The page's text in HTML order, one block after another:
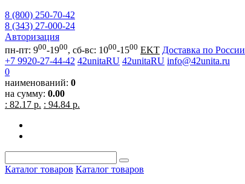
8 (800) 250-70-42
8 (343) 27-000-24
Авторизация
пн-пт: 900-1900, сб-вс: 1000-1500 EKT Доставка по России
+7 9920-27-44-42 42unitaRU 42unitaRU info@42unita.ru
0
наименований: 0
на сумму: 0.00
: 82.17 р. : 94.84 р.
Каталог товаров Каталог товаров